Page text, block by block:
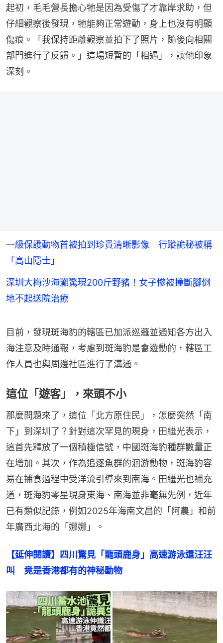
起初，毛毛營長擔心牠是因為受傷了才靠岸求助，但
仔細觀察後發現，牠能夠正常遊動，身上也沒有明顯
傷痕。「我保持距離觀察並拍下了照片，隨後向相關
部門進行了反饋。」這場短暫的「相遇」，讓他印象
深刻。
一級保護動物首被拍到珍貴清晰影像 行蹤詭秘被稱
「高山隱士」
深圳大梅沙海灘驚現200斤野豬！女子慘被撞斷腳倒
地不起送院治療
目前，發現斑海豹的轄區已加派巡邏並通知各方出入
海注意及時通報，考慮到斑海豹是會遊動的，轄區工
作人員也與周邊社區進行了溝通。
這位「遊客」，來頭不小
那麼問題來了，這位「北方原住民」，怎麼突然「南
下」到深圳了？針對這次罕見的現身，田繼光表示，
這首先釋放了一個積極信號，中國斑海豹種群數量正
在增加。其次，作為追逐魚群的洄游動物，斑海豹容
易在捕食過程中受洋流引導來到南海。田繼光也補充
道，斑海豹零星現身東海、南海並非毫無先例，近年
已有類似記錄，例如2025年海南文昌的「阿農」和前
年廣西北海的「娜娜」。
【延伸閱讀】四川驚見「龍頭鹿身」高速游泳還汪汪
叫　竟是香港都有的神秘動物